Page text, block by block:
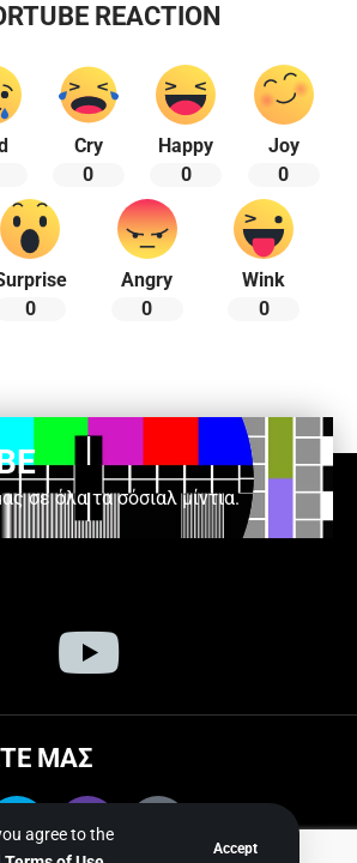
agree to the
Accept
REACTION
Cry
0
Happy
0
Joy
0
0
Angry
0
Wink
0
σε όλα τα σόσιαλ μίντια.
ΜΑΣ